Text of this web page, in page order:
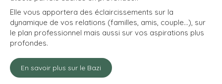
Elle vous apportera des éclaircissements sur la
dynamique de vos relations (familles, amis, couple...), sur
le plan professionnel mais aussi sur vos aspirations plus
profondes.
En savoir plus sur le Bazi